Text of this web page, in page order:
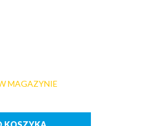
MAGAZYNIE